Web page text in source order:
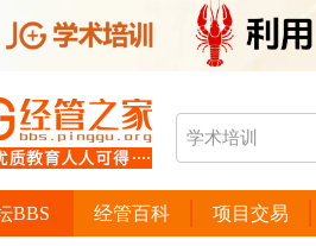
经管百科 项目交易
BBS